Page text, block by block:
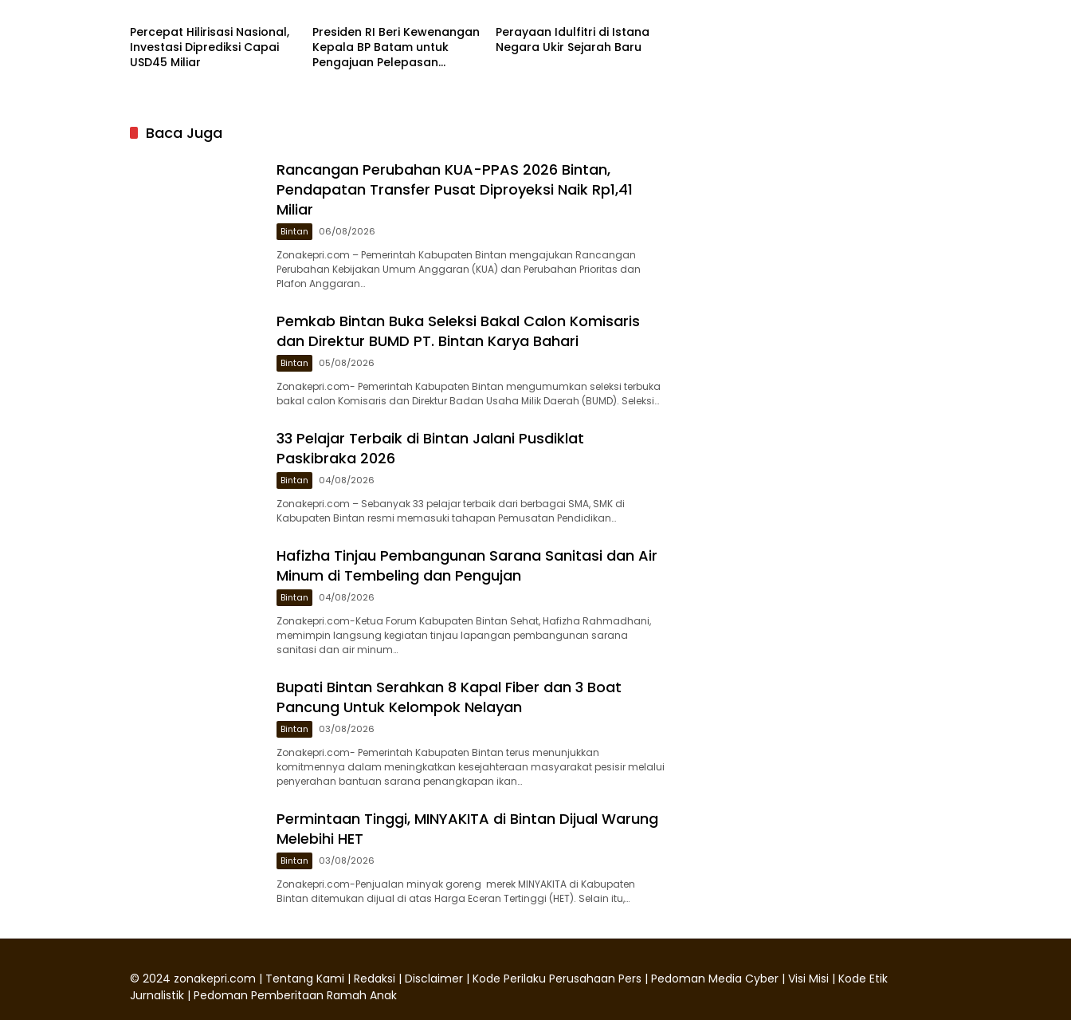
Percepat Hilirisasi Nasional,
Investasi Diprediksi Capai
USD45 Miliar
Presiden RI Beri Kewenangan
Kepala BP Batam untuk
Pengajuan Pelepasan
Perayaan Idulfitri di Istana
Negara Ukir Sejarah Baru
Baca Juga
Rancangan Perubahan KUA-PPAS 2026 Bintan,
Pendapatan Transfer Pusat Diproyeksi Naik Rp1,41
Miliar
Bintan 06/08/2026
Zonakepri.com – Pemerintah Kabupaten Bintan mengajukan Rancangan
Perubahan Kebijakan Umum Anggaran (KUA) dan Perubahan Prioritas dan
Plafon Anggaran…
Pemkab Bintan Buka Seleksi Bakal Calon Komisaris
dan Direktur BUMD PT. Bintan Karya Bahari
Bintan 05/08/2026
Zonakepri.com- Pemerintah Kabupaten Bintan mengumumkan seleksi terbuka
bakal calon Komisaris dan Direktur Badan Usaha Milik Daerah (BUMD). Seleksi…
33 Pelajar Terbaik di Bintan Jalani Pusdiklat
Paskibraka 2026
Bintan 04/08/2026
Zonakepri.com – Sebanyak 33 pelajar terbaik dari berbagai SMA, SMK di
Kabupaten Bintan resmi memasuki tahapan Pemusatan Pendidikan…
Hafizha Tinjau Pembangunan Sarana Sanitasi dan Air
Minum di Tembeling dan Pengujan
Bintan 04/08/2026
Zonakepri.com-Ketua Forum Kabupaten Bintan Sehat, Hafizha Rahmadhani,
memimpin langsung kegiatan tinjau lapangan pembangunan sarana
sanitasi dan air minum…
Bupati Bintan Serahkan 8 Kapal Fiber dan 3 Boat
Pancung Untuk Kelompok Nelayan
Bintan 03/08/2026
Zonakepri.com- Pemerintah Kabupaten Bintan terus menunjukkan
komitmennya dalam meningkatkan kesejahteraan masyarakat pesisir melalui
penyerahan bantuan sarana penangkapan ikan…
Permintaan Tinggi, MINYAKITA di Bintan Dijual Warung
Melebihi HET
Bintan 03/08/2026
Zonakepri.com-Penjualan minyak goreng merek MINYAKITA di Kabupaten
Bintan ditemukan dijual di atas Harga Eceran Tertinggi (HET). Selain itu,…
© 2024 zonakepri.com | Tentang Kami | Redaksi | Disclaimer | Kode Perilaku Perusahaan Pers | Pedoman Media Cyber | Visi Misi | Kode Etik
Jurnalistik | Pedoman Pemberitaan Ramah Anak